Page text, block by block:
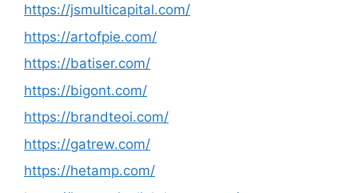
https://jsmulticapital.com/
https://artofpie.com/
https://batiser.com/
https://bigont.com/
https://brandteoi.com/
https://gatrew.com/
https://hetamp.com/